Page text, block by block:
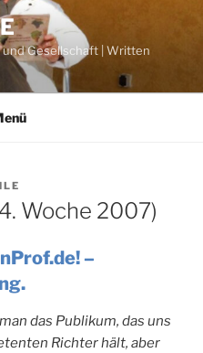
Gesellschaft | Written
Woche 2007)
–
das Publikum, das uns
Richter hält, aber